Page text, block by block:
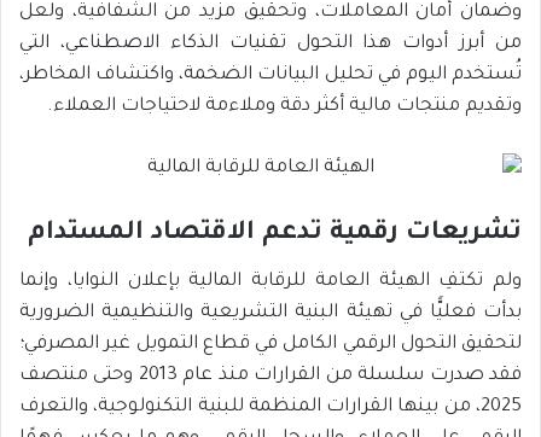
وضمان أمان المعاملات، وتحقيق مزيد من الشفافية، ولعل
من أبرز أدوات هذا التحول تقنيات الذكاء الاصطناعي، التي
تُستخدم اليوم في تحليل البيانات الضخمة، واكتشاف المخاطر،
وتقديم منتجات مالية أكثر دقة وملاءمة لاحتياجات العملاء.
تشريعات رقمية تدعم الاقتصاد المستدام
ولم تكتفِ الهيئة العامة للرقابة المالية بإعلان النوايا، وإنما
بدأت فعليًّا في تهيئة البنية التشريعية والتنظيمية الضرورية
لتحقيق التحول الرقمي الكامل في قطاع التمويل غير المصرفي؛
فقد صدرت سلسلة من القرارات منذ عام 2013 وحتى منتصف
2025، من بينها القرارات المنظمة للبنية التكنولوجية، والتعرف